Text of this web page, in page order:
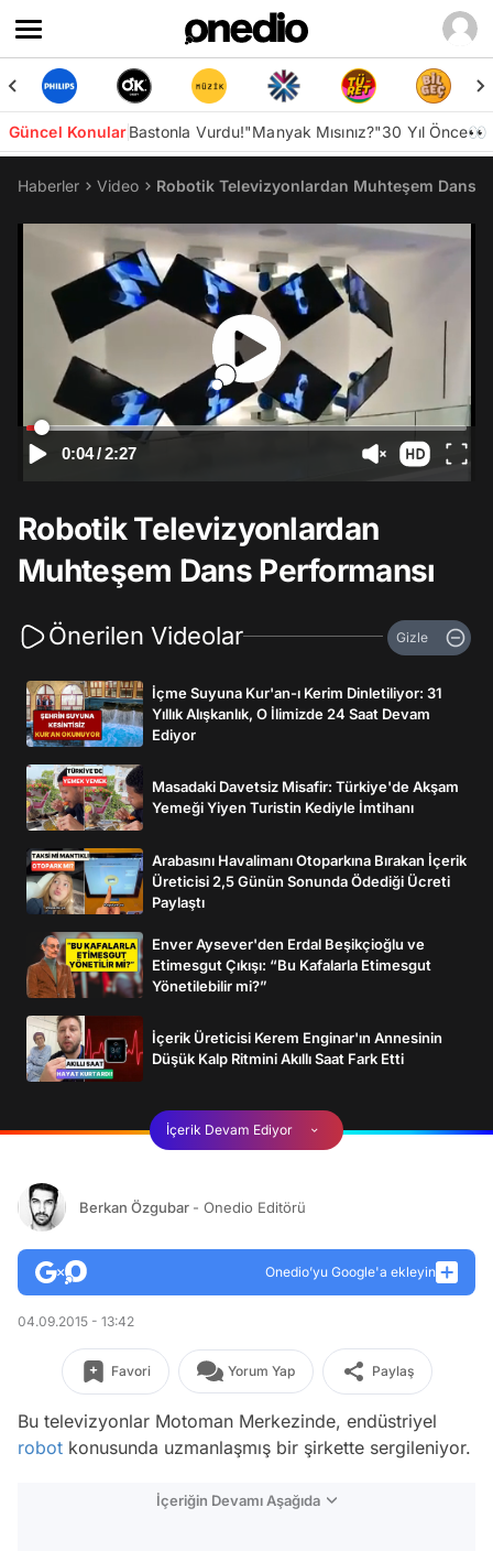
Güncel KonularBastonla Vurdu!"Manyak Mısınız?"30 Yıl Önce👀
Haberler Video Robotik Televizyonlardan Muhteşem Dans
0:04/2:27
Robotik Televizyonlardan
Muhteşem Dans Performansı
Önerilen Videolar Gizle
İçme Suyuna Kur'an-ı Kerim Dinletiliyor: 31
Yıllık Alışkanlık, O İlimizde 24 Saat Devam
Ediyor
Masadaki Davetsiz Misafir: Türkiye'de Akşam
Yemeği Yiyen Turistin Kediyle İmtihanı
Arabasını Havalimanı Otoparkına Bırakan İçerik
Üreticisi 2,5 Günün Sonunda Ödediği Ücreti
Paylaştı
Enver Aysever'den Erdal Beşikçioğlu ve
Etimesgut Çıkışı: “Bu Kafalarla Etimesgut
Yönetilebilir mi?”
İçerik Üreticisi Kerem Enginar'ın Annesinin
Düşük Kalp Ritmini Akıllı Saat Fark Etti
İçerik Devam Ediyor
Berkan Özgubar - Onedio Editörü
Onedio’yu Google'a ekleyin
04.09.2015 - 13:42
Favori Yorum Yap Paylaş
Bu televizyonlar Motoman Merkezinde, endüstriyel
robot konusunda uzmanlaşmış bir şirkette sergileniyor.
İçeriğin Devamı Aşağıda